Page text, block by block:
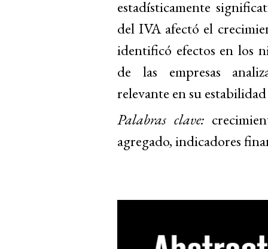
estadísticamente
del IVA afectó el
identificó efectos en los
de las empresas
relevante en su
Palabras clave:
agregado, indicadores